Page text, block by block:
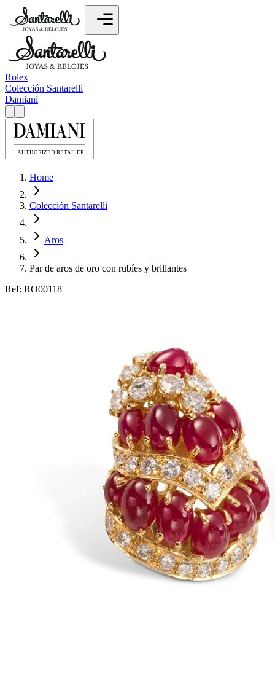
Rolex
Colección Santarelli
Damiani
Home
Colección Santarelli
Aros
Par de aros de oro con rubíes y brillantes
Ref: RO00118